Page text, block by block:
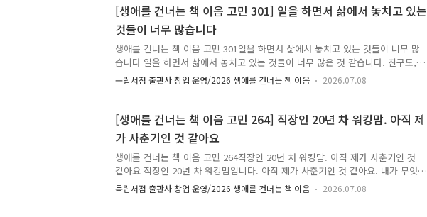
하는 또 다른 누군가에게 다정한 이정표가 되어줄 예정입니다. 책 추천이 달린
고민 가운데 80개를 선정해, 추천해주신 분의 이름(별명)으로 실제 고민을 남긴
분에게 추천 도서를 선물해 드립니다.🕰️ 이 고민은 2026년 5월부터 6월까지 강
릉 지역 7곳에서 진행된 [생애를 건너는 책 이음] 프로그램..
[생애를 건너는 책 이음 고민 301] 일을 하면서 삶에서 놓치고 있는
것들이 너무 많습니다
생애를 건너는 책 이음 고민 301일을 하면서 삶에서 놓치고 있는 것들이 너무 많
습니다 일을 하면서 삶에서 놓치고 있는 것들이 너무 많은 것 같습니다. 친구도,
가족도, 일도 무엇 하나 제대로 가져가고 있는 것이 없는 것 같습니다. 너무 욕심
인 건지, 아니면 제대로 하지 못하는 게 당연한 건지 의문이 들 때가 많습니다.
될 만한 책이 있으면 좋겠네요. ✉️ 시간을 먼저 지나온 누군가, 당신의 고민에
책으로 답합니다. 생애를 건너는 책 이음 : 시간을 건너 너에게 갈게.✍️ 고민에
어울리는 책과 그 이유, 그리고 응원의 한마디를 댓글에 남겨주세요.🎁 여러분이
남겨주신 추천은 비슷한 고민을 하는 또 다른 누군가에게..
독립서점 출판사 창업 운영/2026 생애를 건너는 책 이음 2026.07.08
[생애를 건너는 책 이음 고민 264] 직장인 20년 차 워킹맘. 아직 제
가 사춘기인 것 같아요
생애를 건너는 책 이음 고민 264직장인 20년 차 워킹맘. 아직 제가 사춘기인 것
같아요 직장인 20년 차 워킹맘입니다. 아직 제가 사춘기인 것 같아요. 내가 무엇
을 잘하는지, 무엇을 하면 되는지 고민을 하고 있습니다. 계속 이 일을 하는 게
맞는지 일하면서도 끊임없는 고민을 합니다. 이제 40이 넘은 나이 용기도 부족해
독립서점 출판사 창업 운영/2026 생애를 건너는 책 이음 2026.07.08